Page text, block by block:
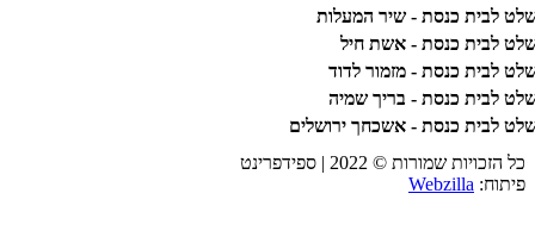
לבית כנסת - שיר המעלות
לבית כנסת - אשת חיל
לבית כנסת - מזמור לדוד
לבית כנסת - בריך שמיה
לבית כנסת - אשכחך ירושלים
כל הזכויות שמורות © 2022 | ספידפרינט
פיתוח: Webzilla